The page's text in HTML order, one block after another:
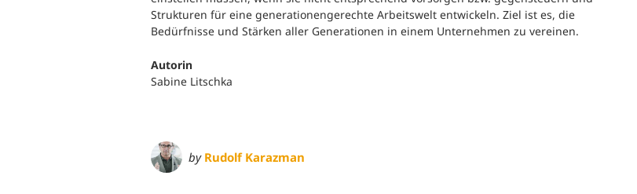
Strukturen für eine generationengerechte Arbeitswelt entwickeln. Ziel ist es, die
Bedürfnisse und Stärken aller Generationen in einem Unternehmen zu vereinen.
Autorin
Sabine Litschka
by Rudolf Karazman